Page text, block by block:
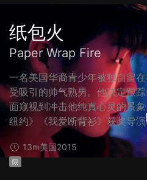
纸包火
Paper Wrap Fire
一名美国华裔青少年被独自留
受吸引的帅气熟男。他决定跟
面窥视到冲击他纯真心灵的景
纽约》《我爱断背衫》获奖导
13m美国2015
限